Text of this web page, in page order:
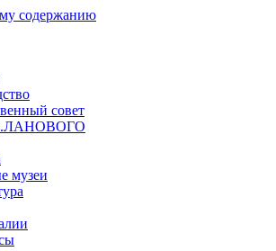
содержанию
совет
музеи